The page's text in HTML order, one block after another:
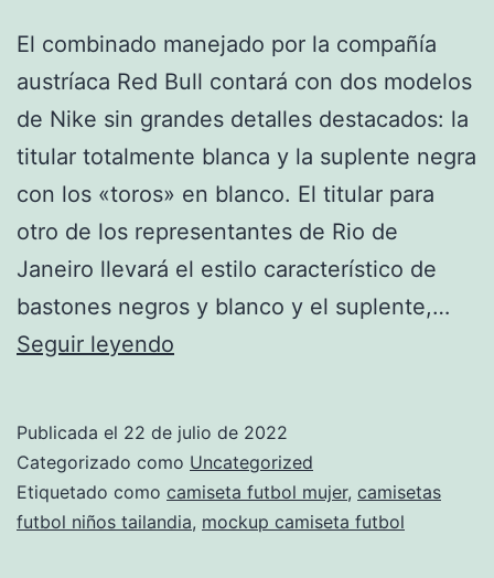
El combinado manejado por la compañía
austríaca Red Bull contará con dos modelos
de Nike sin grandes detalles destacados: la
titular totalmente blanca y la suplente negra
con los «toros» en blanco. El titular para
otro de los representantes de Rio de
Janeiro llevará el estilo característico de
bastones negros y blanco y el suplente,…
Seguir leyendo
Tailandia
–
Www.futbolmaniacos.com
Publicada el 22 de julio de 2022
Categorizado como Uncategorized
Etiquetado como camiseta futbol mujer, camisetas
futbol niños tailandia, mockup camiseta futbol